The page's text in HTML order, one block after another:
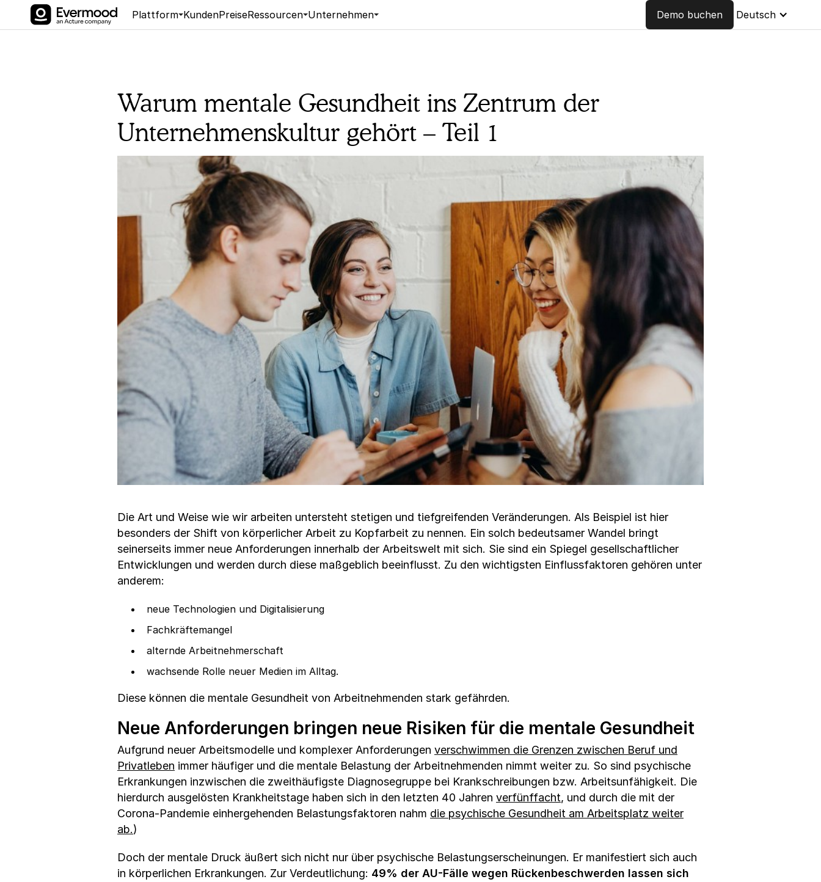
Plattform KundenPreiseRessourcen Unternehmen Demo buchen Deutsch
Warum mentale Gesundheit ins Zentrum der
Unternehmenskultur gehört – Teil 1
Die Art und Weise wie wir arbeiten untersteht stetigen und tiefgreifenden Veränderungen. Als Beispiel ist hier
besonders der Shift von körperlicher Arbeit zu Kopfarbeit zu nennen. Ein solch bedeutsamer Wandel bringt
seinerseits immer neue Anforderungen innerhalb der Arbeitswelt mit sich. Sie sind ein Spiegel gesellschaftlicher
Entwicklungen und werden durch diese maßgeblich beeinflusst. Zu den wichtigsten Einflussfaktoren gehören unter
anderem:
neue Technologien und Digitalisierung
Fachkräftemangel
alternde Arbeitnehmerschaft
wachsende Rolle neuer Medien im Alltag.
Diese können die mentale Gesundheit von Arbeitnehmenden stark gefährden.
Neue Anforderungen bringen neue Risiken für die mentale Gesundheit
Aufgrund neuer Arbeitsmodelle und komplexer Anforderungen verschwimmen die Grenzen zwischen Beruf und
Privatleben immer häufiger und die mentale Belastung der Arbeitnehmenden nimmt weiter zu. So sind psychische
Erkrankungen inzwischen die zweithäufigste Diagnosegruppe bei Krankschreibungen bzw. Arbeitsunfähigkeit. Die
hierdurch ausgelösten Krankheitstage haben sich in den letzten 40 Jahren verfünffacht, und durch die mit der
Corona-Pandemie einhergehenden Belastungsfaktoren nahm die psychische Gesundheit am Arbeitsplatz weiter
ab.)
Doch der mentale Druck äußert sich nicht nur über psychische Belastungserscheinungen. Er manifestiert sich auch
in körperlichen Erkrankungen. Zur Verdeutlichung: 49% der AU-Fälle wegen Rückenbeschwerden lassen sich